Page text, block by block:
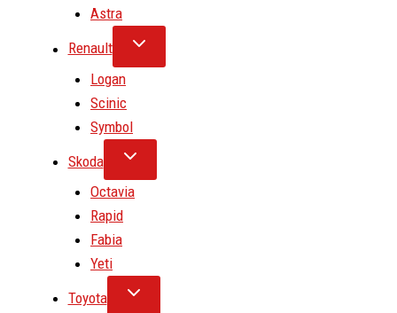
Astra
Renault
Logan
Scinic
Symbol
Skoda
Octavia
Rapid
Fabia
Yeti
Toyota